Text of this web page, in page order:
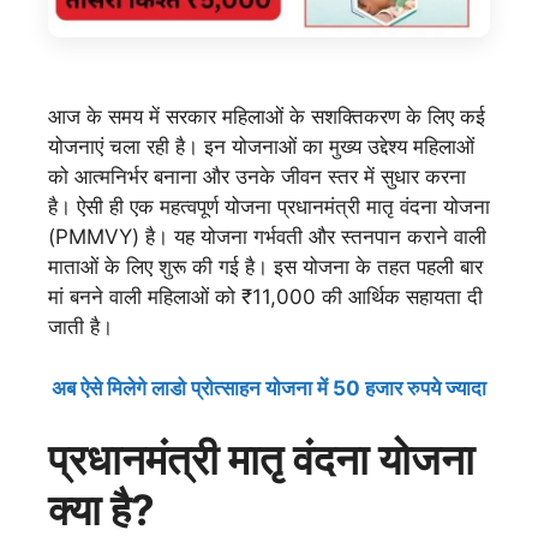
आज के समय में सरकार महिलाओं के सशक्तिकरण के लिए कई
योजनाएं चला रही है। इन योजनाओं का मुख्य उद्देश्य महिलाओं
को आत्मनिर्भर बनाना और उनके जीवन स्तर में सुधार करना
है। ऐसी ही एक महत्वपूर्ण योजना प्रधानमंत्री मातृ वंदना योजना
(PMMVY) है। यह योजना गर्भवती और स्तनपान कराने वाली
माताओं के लिए शुरू की गई है। इस योजना के तहत पहली बार
मां बनने वाली महिलाओं को ₹11,000 की आर्थिक सहायता दी
जाती है।
अब ऐसे मिलेगे लाडो प्रोत्साहन योजना में 50 हजार रुपये ज्यादा
प्रधानमंत्री मातृ वंदना योजना
क्या है?